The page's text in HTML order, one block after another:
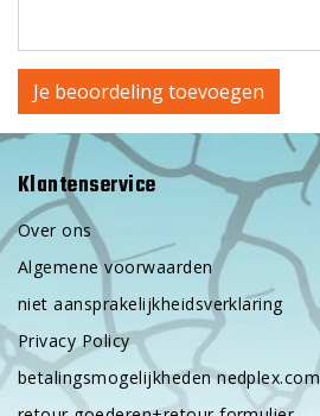
Je beoordeling toevoegen
Klantenservice
Over ons
Algemene voorwaarden
niet aansprakelijkheidsverklaring
Privacy Policy
betalingsmogelijkheden nedplex.com